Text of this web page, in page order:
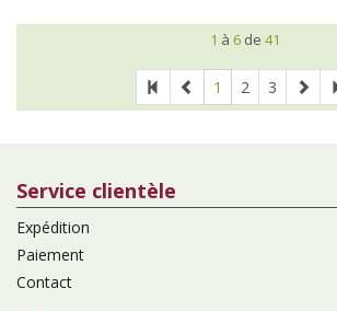
1 à 6 de 41
1 2 3
Service clientèle
Expédition
Paiement
Contact